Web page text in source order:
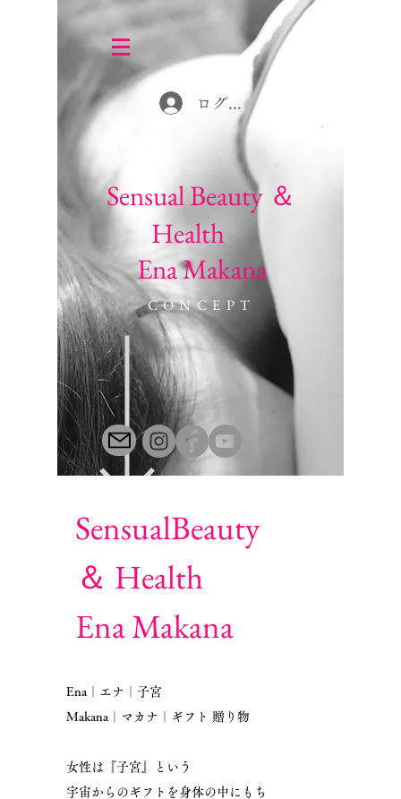
ログイン
Sensual Beauty ＆
Health
Ena Makana
CONCEPT
SensualBeauty
＆ Health
Ena Makana
Ena｜エナ｜子宮
Makana｜マカナ｜ギフト 贈り物
女性は『子宮』という
宇宙からのギフトを 身体の中にもち